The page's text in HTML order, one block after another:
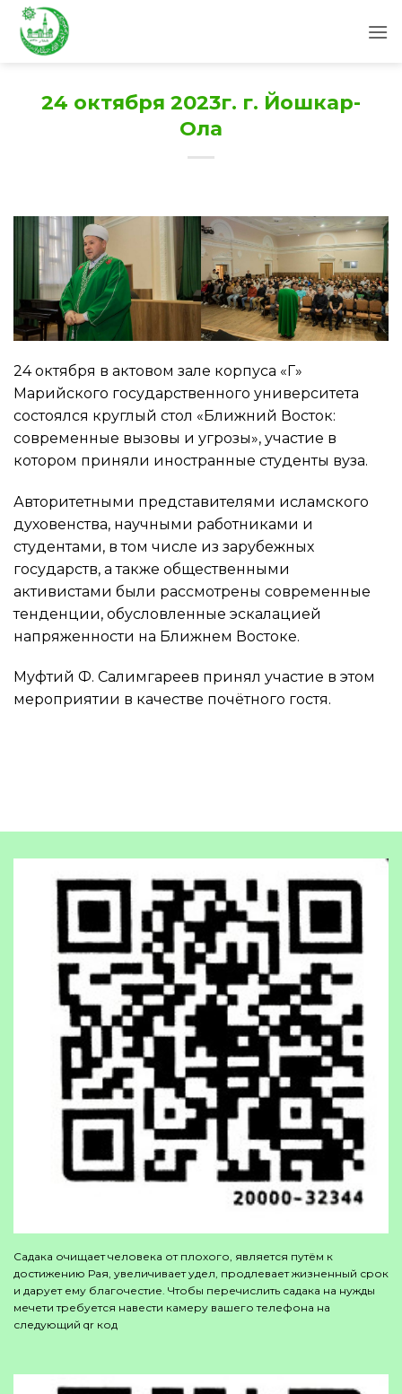
Skip
content
24 октября 2023г. г. Йошкар-
Ола
24 октября в актовом зале корпуса «Г»
Марийского государственного университета
состоялся круглый стол «Ближний Восток:
современные вызовы и угрозы», участие в
котором приняли иностранные студенты вуза.
Авторитетными представителями исламского
духовенства, научными работниками и
студентами, в том числе из зарубежных
государств, а также общественными
активистами были рассмотрены современные
тенденции, обусловленные эскалацией
напряженности на Ближнем Востоке.
Муфтий Ф. Салимгареев принял участие в этом
мероприятии в качестве почётного гостя.
Садака очищает человека от плохого, является путём к
достижению Рая, увеличивает удел, продлевает жизненный срок
и дарует ему благочестие. Чтобы перечислить садака на нужды
мечети требуется навести камеру вашего телефона на
следующий qr код